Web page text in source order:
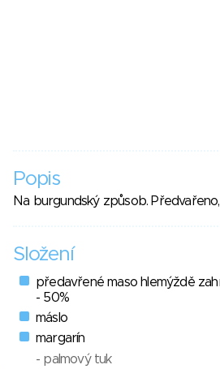
Popis
Na burgundský způsob.
Složení
předavřené maso hlemýždě
- 50%
máslo
margarín
- palmový tuk